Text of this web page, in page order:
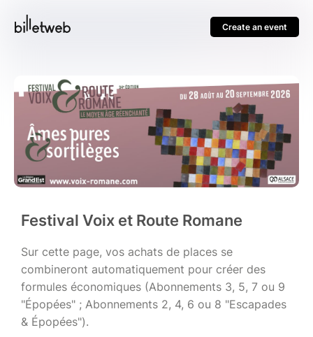
Create an event
Festival Voix et Route Romane
Sur cette page, vos achats de places se
combineront automatiquement pour créer des
formules économiques (Abonnements 3, 5, 7 ou 9
"Épopées" ; Abonnements 2, 4, 6 ou 8 "Escapades
& Épopées").